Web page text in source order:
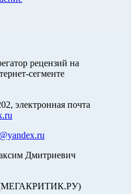
рецензий на
сегменте
электронная почта
Дмитриевич